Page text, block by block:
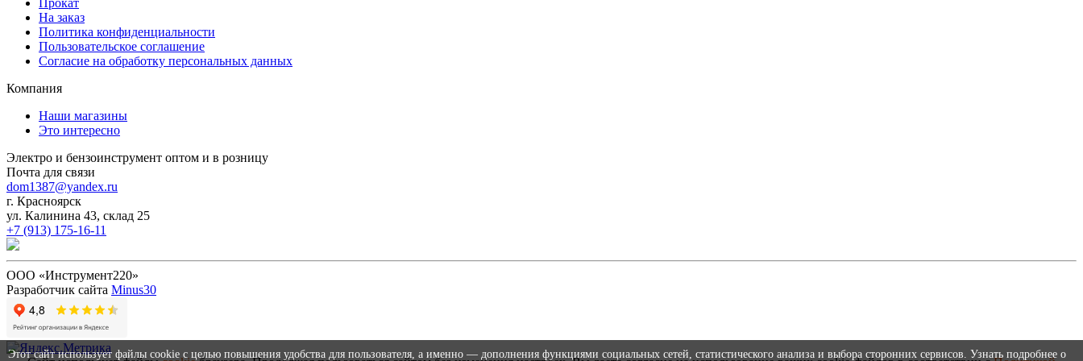
Этот сайт использует файлы cookie с целью повышения удобства для пользователя, а именно — дополнения функциями социальных сетей, статистического анализа и выбора сторонних сервисов. Узнать подробнее о
На заказ
Политика конфиденциальности
Пользовательское соглашение
Согласие на обработку персональных данных
Компания
Наши магазины
Это интересно
Электро и бензоинструмент оптом и в розницу
Почта для связи
dom1387@yandex.ru
г. Красноярск
ул. Калинина 43, склад 25
+7 (913) 175-16-11
ООО «Инструмент220»
Разработчик сайта Minus30